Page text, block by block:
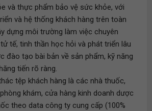
và thực phẩm bảo vệ sức khỏe, với
và hệ thống khách hàng trên toàn
dựng môi trường làm việc chuyên
tế, tinh thần học hỏi và phát triển lâu
đào tạo bài bản về sản phẩm, kỹ năng
tiến rõ ràng.
tệp khách hàng là các nhà thuốc,
khám, cửa hàng kinh doanh dược
theo data công ty cung cấp (100%